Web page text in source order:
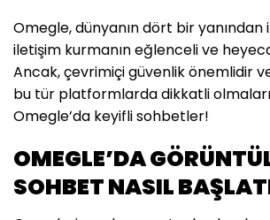
Omegle, dünyanın dört bir yanından
iletişim kurmanın eğlenceli ve
Ancak, çevrimiçi güvenlik önemlidir
bu tür platformlarda dikkatli
Omegle’da keyifli sohbetler!
OMEGLE’DA
SOHBET NASIL